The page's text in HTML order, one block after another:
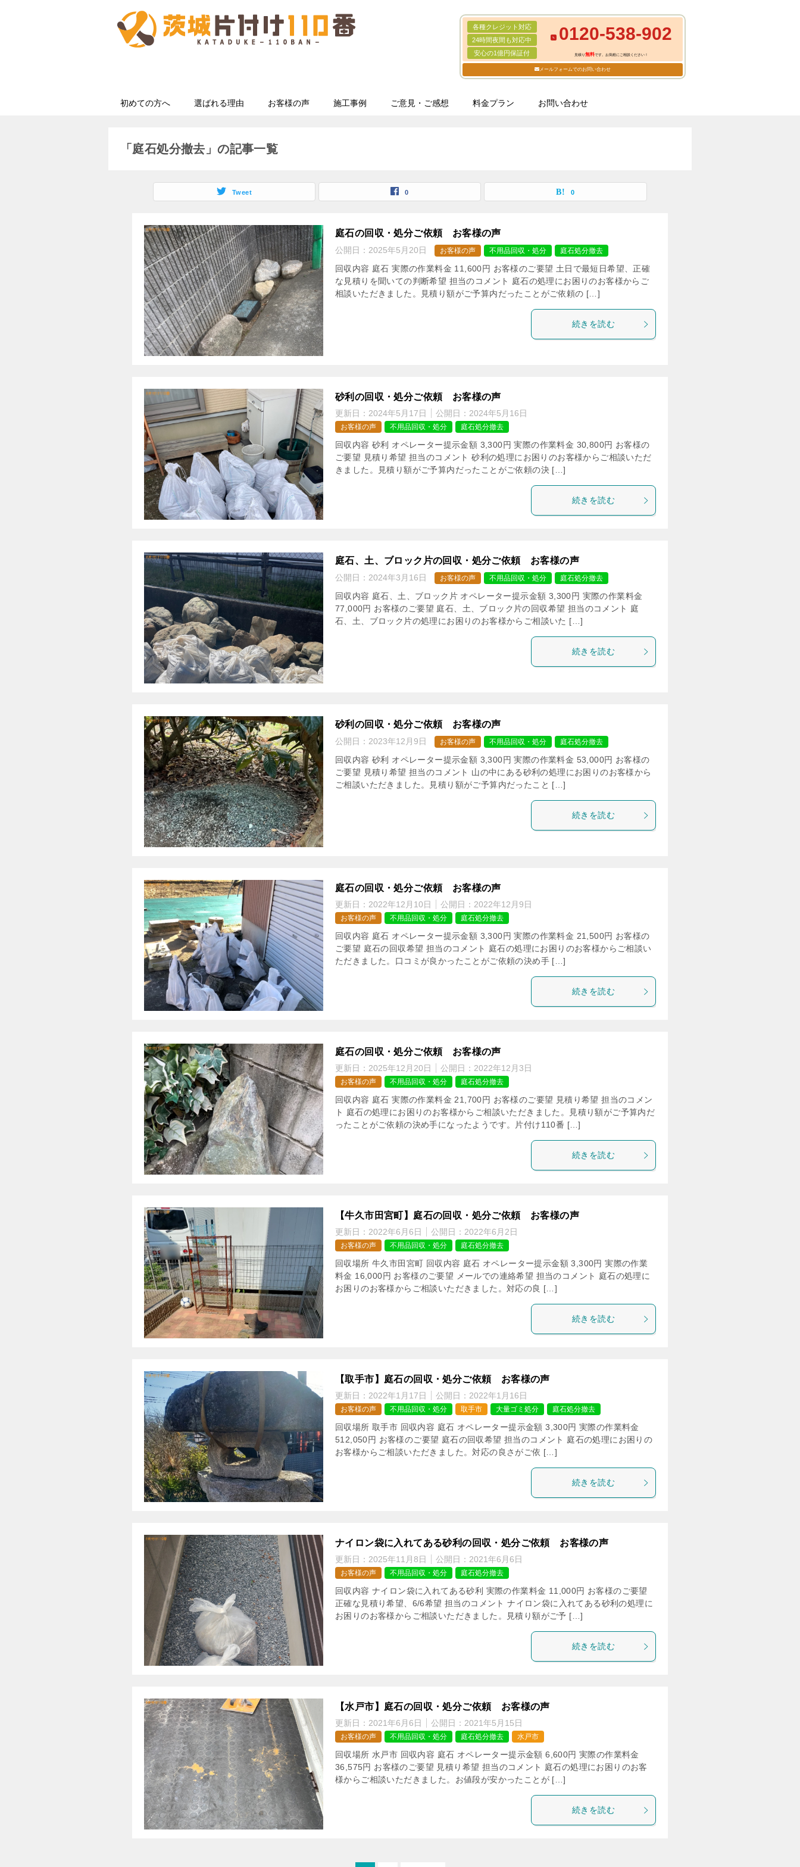
各種クレジット対応
24時間夜間も対応中
安心の1億円保証付
0120-538-902
見積り無料です。お気軽にご相談ください！
メールフォームでのお問い合わせ
初めての方へ 選ばれる理由 お客様の声 施工事例 ご意見・ご感想 料金プラン お問い合わせ
「庭石処分撤去」の記事一覧
Tweet 0 0
庭石の回収・処分ご依頼 お客様の声
公開日： 2025年5月20日 お客様の声 不用品回収・処分 庭石処分撤去
回収内容 庭石 実際の作業料金 11,600円 お客様のご要望 土日で最短日希望、正確
な見積りを聞いての判断希望 担当のコメント 庭石の処理にお困りのお客様からご
相談いただきました。見積り額がご予算内だったことがご依頼の […]
続きを読む
砂利の回収・処分ご依頼 お客様の声
更新日： 2024年5月17日 公開日： 2024年5月16日
お客様の声 不用品回収・処分 庭石処分撤去
回収内容 砂利 オペレーター提示金額 3,300円 実際の作業料金 30,800円 お客様の
ご要望 見積り希望 担当のコメント 砂利の処理にお困りのお客様からご相談いただ
きました。見積り額がご予算内だったことがご依頼の決 […]
続きを読む
庭石、土、ブロック片の回収・処分ご依頼 お客様の声
公開日： 2024年3月16日 お客様の声 不用品回収・処分 庭石処分撤去
回収内容 庭石、土、ブロック片 オペレーター提示金額 3,300円 実際の作業料金
77,000円 お客様のご要望 庭石、土、ブロック片の回収希望 担当のコメント 庭
石、土、ブロック片の処理にお困りのお客様からご相談いた […]
続きを読む
砂利の回収・処分ご依頼 お客様の声
公開日： 2023年12月9日 お客様の声 不用品回収・処分 庭石処分撤去
回収内容 砂利 オペレーター提示金額 3,300円 実際の作業料金 53,000円 お客様の
ご要望 見積り希望 担当のコメント 山の中にある砂利の処理にお困りのお客様から
ご相談いただきました。見積り額がご予算内だったこと […]
続きを読む
庭石の回収・処分ご依頼 お客様の声
更新日： 2022年12月10日 公開日： 2022年12月9日
お客様の声 不用品回収・処分 庭石処分撤去
回収内容 庭石 オペレーター提示金額 3,300円 実際の作業料金 21,500円 お客様の
ご要望 庭石の回収希望 担当のコメント 庭石の処理にお困りのお客様からご相談い
ただきました。口コミが良かったことがご依頼の決め手 […]
続きを読む
庭石の回収・処分ご依頼 お客様の声
更新日： 2025年12月20日 公開日： 2022年12月3日
お客様の声 不用品回収・処分 庭石処分撤去
回収内容 庭石 実際の作業料金 21,700円 お客様のご要望 見積り希望 担当のコメン
ト 庭石の処理にお困りのお客様からご相談いただきました。見積り額がご予算内だ
ったことがご依頼の決め手になったようです。片付け110番 […]
続きを読む
【牛久市田宮町】庭石の回収・処分ご依頼 お客様の声
更新日： 2022年6月6日 公開日： 2022年6月2日
お客様の声 不用品回収・処分 庭石処分撤去
回収場所 牛久市田宮町 回収内容 庭石 オペレーター提示金額 3,300円 実際の作業
料金 16,000円 お客様のご要望 メールでの連絡希望 担当のコメント 庭石の処理に
お困りのお客様からご相談いただきました。対応の良 […]
続きを読む
【取手市】庭石の回収・処分ご依頼 お客様の声
更新日： 2022年1月17日 公開日： 2022年1月16日
お客様の声 不用品回収・処分 取手市 大量ゴミ処分 庭石処分撤去
回収場所 取手市 回収内容 庭石 オペレーター提示金額 3,300円 実際の作業料金
512,050円 お客様のご要望 庭石の回収希望 担当のコメント 庭石の処理にお困りの
お客様からご相談いただきました。対応の良さがご依 […]
続きを読む
ナイロン袋に入れてある砂利の回収・処分ご依頼 お客様の声
更新日： 2025年11月8日 公開日： 2021年6月6日
お客様の声 不用品回収・処分 庭石処分撤去
回収内容 ナイロン袋に入れてある砂利 実際の作業料金 11,000円 お客様のご要望
正確な見積り希望、6/6希望 担当のコメント ナイロン袋に入れてある砂利の処理に
お困りのお客様からご相談いただきました。見積り額がご予 […]
続きを読む
【水戸市】庭石の回収・処分ご依頼 お客様の声
更新日： 2021年6月6日 公開日： 2021年5月15日
お客様の声 不用品回収・処分 庭石処分撤去 水戸市
回収場所 水戸市 回収内容 庭石 オペレーター提示金額 6,600円 実際の作業料金
36,575円 お客様のご要望 見積り希望 担当のコメント 庭石の処理にお困りのお客
様からご相談いただきました。お値段が安かったことが […]
続きを読む